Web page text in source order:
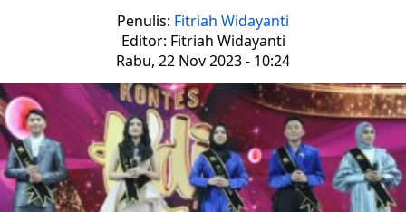
Penulis: Fitriah Widayanti
Editor: Fitriah Widayanti
Rabu, 22 Nov 2023 - 10:24